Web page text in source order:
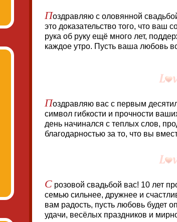
Поздравляю с оловянной
это доказательство того, что
рука об руку ещё много лет,
каждое утро. Пусть ваша любовь
Поздравляю вас с первым
символ гибкости и прочности
день начинался с теплых слов,
благодарностью за то, что вы
С розовой свадьбой вас! 10 лет
семью сильнее, дружнее и
вам радость, пусть любовь будет
удачи, весёлых праздников и